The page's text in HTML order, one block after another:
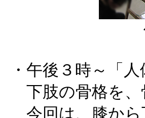
・午後３時～「
下肢の骨格を
今回は、膝から